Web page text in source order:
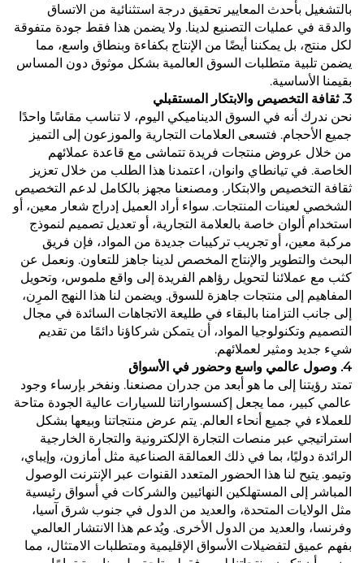
بالتشغيل بأحدث المعايير تحقيق درجة استثنائية من الاتساق
والدقة في عمليات التصنيع لدينا. ولا يضمن هذا فقط جودة متفوقة
لكل منتج، بل يمكننا أيضًا من الإنتاج بكفاءة وبنطاق واسع، مما
يضمن تلبية متطلبات السوق العالمية بشكل موثوق دون المساس
بقيمنا الأساسية.
3. ثقافة التخصيص والابتكار المستقبلي
نحن ندرك أنه في السوق الديناميكي اليوم، لا تناسب مقاسًا واحدًا
جميع الأحجام. فتسعى العلامات التجارية والموزعون إلى التميز
من خلال عروض منتجات فريدة تتماشى مع قاعدة عملائهم
الخاصة. في تيانطاي وانوان، اعتمدنا هذا الطلب من خلال تعزيز
ثقافة التخصيص والابتكار. ومصنعنا مجهز بالكامل لدعم التخصيص
الشخصي لعينات المنتجات. سواء أراد العميل إدراج شعار معين، أو
استخدام ألوان خاصة بالعلامة التجارية، أو تعديل تصميم لنموذج
مركبة معين، أو تجريب تركيبات جديدة من المواد، فإن فريق
البحث والتطوير والإنتاج المخصص لدينا جاهز للتعاون. ونعمل عن
كثب مع عملائنا لتحويل رؤاهم الفريدة إلى واقع ملموس، وتحويل
المفاهيم إلى منتجات جاهزة للسوق. ويضمن لنا هذا النهج المرِن،
إلى جانب التزامنا بالبقاء في طليعة الاتجاهات السائدة في مجال
التصميم وتكنولوجيا المواد، أن يتمكن شركاؤنا دائمًا من تقديم
شيء جديد ومثير لعملائهم.
4. وصول عالمي واسع وحضور في الأسواق
تمتد رؤيتنا إلى ما هو أبعد من جدران مصنعنا. ونفخر بإرساء وجود
عالمي كبير، مما يجعل إكسسواراتنا للسيارات عالية الجودة متاحة
للعملاء في جميع أنحاء العالم. يتم عرض منتجاتنا وبيعها بشكل
استراتيجي عبر منصات التجارة الإلكترونية والتجارة الخارجية
الرائدة دوليًا، بما في ذلك العمالقة الصناعية مثل أمازون، وإيباي،
وتيمو. يتيح لنا هذا الحضور المتعدد القنوات عبر الإنترنت الوصول
المباشر إلى المستهلكين النهائيين والشركات في أسواق رئيسية
مثل الولايات المتحدة، والعديد من الدول في جنوب شرق آسيا،
وفرنسا، والعديد من الدول الأخرى. ويُدعم هذا الانتشار العالمي
بفهم عميق لتفضيلات الأسواق الإقليمية ومتطلبات الامتثال، مما